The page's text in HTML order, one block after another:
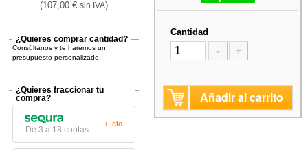
(107,00 €sin IVA)
¿Quieres comprar cantidad?
Consúltanos y te haremos un
presupuesto personalizado.
¿Quieres fraccionar tu
compra?
De 3 a 18 cuotas
+ Info
Cantidad
- +
Añadir al carrito